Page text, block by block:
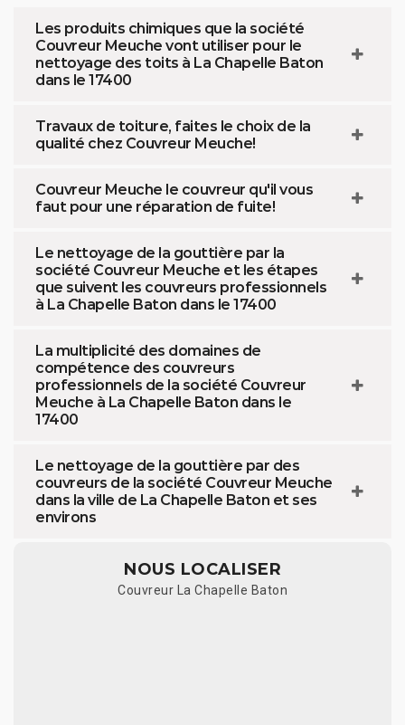
Les produits chimiques que la société
Couvreur Meuche vont utiliser pour le
nettoyage des toits à La Chapelle Baton
dans le 17400
Travaux de toiture, faites le choix de la
qualité chez Couvreur Meuche!
Couvreur Meuche le couvreur qu'il vous
faut pour une réparation de fuite!
Le nettoyage de la gouttière par la
société Couvreur Meuche et les étapes
que suivent les couvreurs professionnels
à La Chapelle Baton dans le 17400
La multiplicité des domaines de
compétence des couvreurs
professionnels de la société Couvreur
Meuche à La Chapelle Baton dans le
17400
Le nettoyage de la gouttière par des
couvreurs de la société Couvreur Meuche
dans la ville de La Chapelle Baton et ses
environs
NOUS LOCALISER
Couvreur La Chapelle Baton